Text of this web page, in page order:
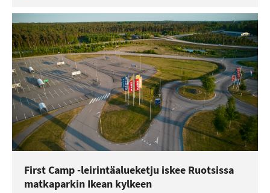
First Camp -leirintäalueketju iskee Ruotsissa
matkaparkin Ikean kylkeen